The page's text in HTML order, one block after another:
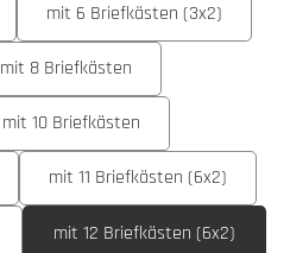
mit 6 Briefkästen (3x2)
mit 8 Briefkästen
mit 10 Briefkästen
mit 11 Briefkästen (6x2)
mit 12 Briefkästen (6x2)